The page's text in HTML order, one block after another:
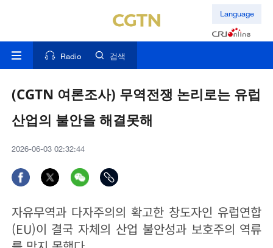
Language
Radio 검색
(CGTN 여론조사) 무역전쟁 논리로는 유럽
산업의 불안을 해결못해
2026-06-03 02:32:44
자유무역과 다자주의의 확고한 창도자인 유럽연합
(EU)이 결국 자체의 산업 불안성과 보호주의 역류